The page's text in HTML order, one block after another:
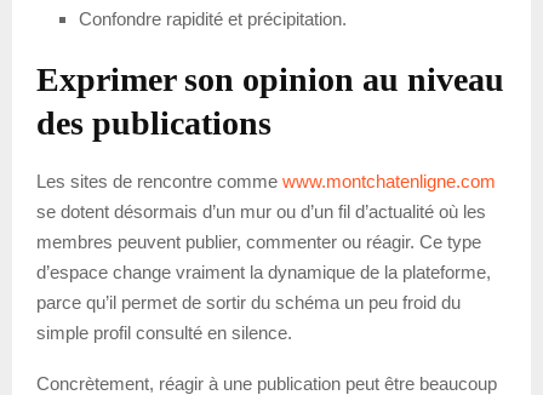
Confondre rapidité et précipitation.
Exprimer son opinion au niveau
des publications
Les sites de rencontre comme www.montchatenligne.com
se dotent désormais d’un mur ou d’un fil d’actualité où les
membres peuvent publier, commenter ou réagir. Ce type
d’espace change vraiment la dynamique de la plateforme,
parce qu’il permet de sortir du schéma un peu froid du
simple profil consulté en silence.
Concrètement, réagir à une publication peut être beaucoup